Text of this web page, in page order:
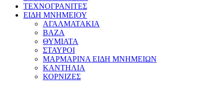
ΤΕΧΝΟΓΡΑΝΙΤΕΣ
ΕΙΔΗ ΜΝΗΜΕΙΟΥ
ΑΓΑΛΜΑΤΑΚΙΑ
ΒΑΖΑ
ΘΥΜΙΑΤΑ
ΣΤΑΥΡΟΙ
ΜΑΡΜΑΡΙΝΑ ΕΙΔΗ ΜΝΗΜΕΙΩΝ
ΚΑΝΤΗΛΙΑ
ΚΟΡΝΙΖΕΣ